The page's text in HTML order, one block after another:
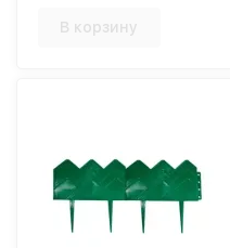
В корзину